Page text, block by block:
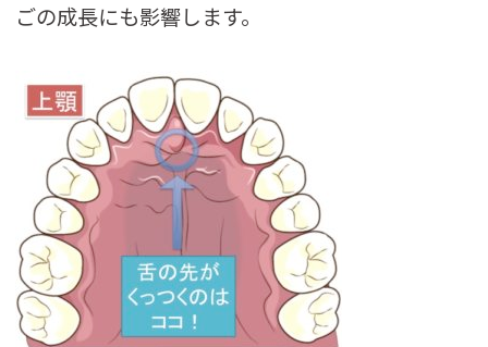
ごの成長にも影響します。